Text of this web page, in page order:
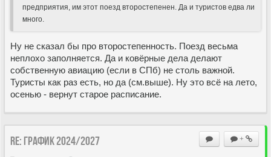
предприятия, им этот поезд второстепенен. Да и туристов едва ли
много.
Ну не сказал бы про второстепенность. Поезд весьма
неплохо заполняется. Да и ковёрные дела делают
собственную авиацию (если в СПб) не столь важной.
Туристы как раз есть, но да (см.выше). Ну это всё на лето,
осенью - вернут старое расписание.
+
Re: ГРАФИК 2024/2027